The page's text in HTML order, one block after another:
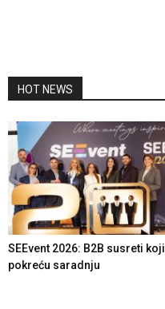
HOT NEWS
SEEvent 2026: B2B susreti koji
pokreću saradnju